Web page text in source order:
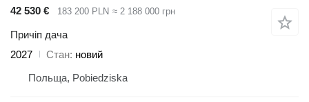
42 530 €
183 200 PLN ≈ 2 188 000 грн
Причіп дача
2027
Стан новий
Польща, Pobiedziska